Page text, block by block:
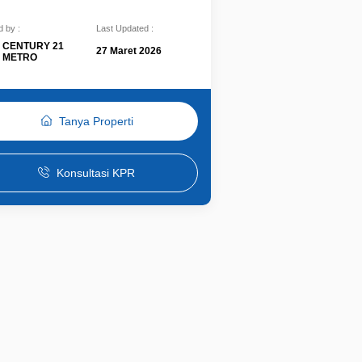
by :
CENTURY 21
METRO
Last Updated :
27 Maret 2026
Tanya Properti
Konsultasi KPR